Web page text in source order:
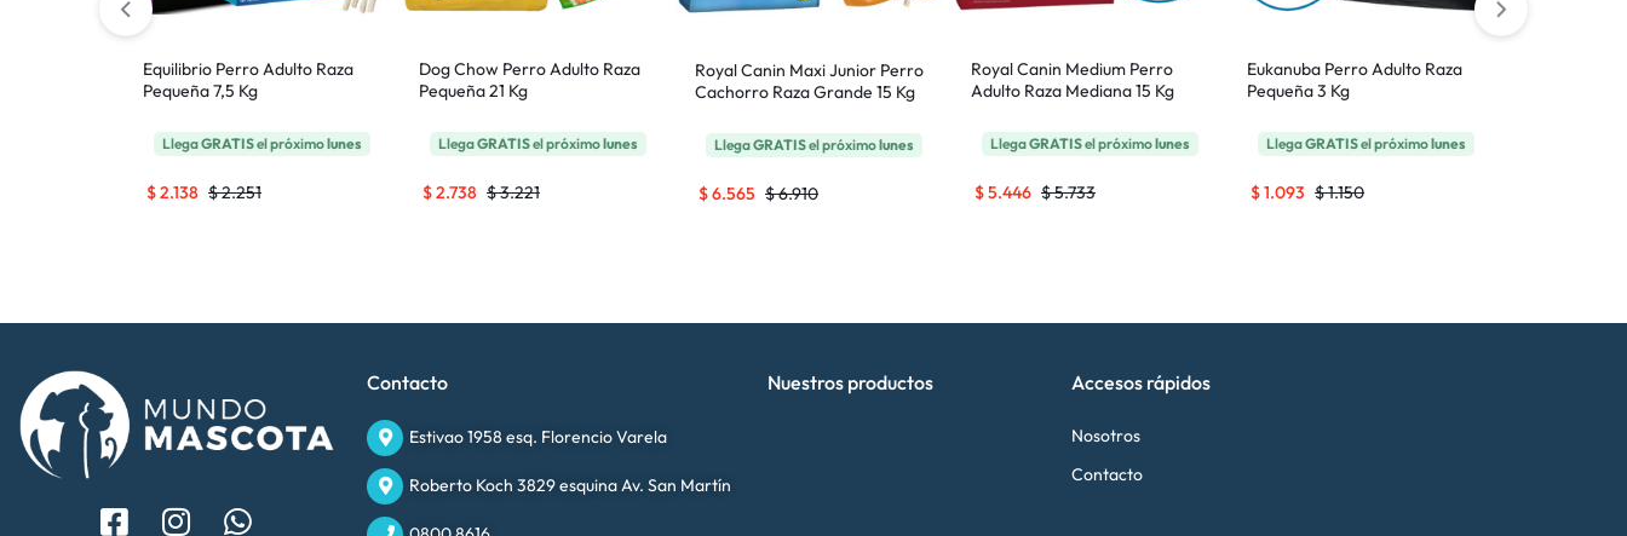
Equilibrio Perro Adulto Raza
Pequeña 7,5 Kg
LlegaGRATISel próximolunes
$2.251
$2.138
Dog Chow Perro Adulto Raza
Pequeña 21 Kg
LlegaGRATISel próximolunes
$3.221
$2.738
Royal Canin Maxi Junior Perro
Cachorro Raza Grande 15 Kg
LlegaGRATISel próximolunes
$6.910
$6.565
Royal Canin Medium Perro
Adulto Raza Mediana 15 Kg
LlegaGRATISel próximolunes
$5.733
$5.446
Eukanuba Perro Adulto Raza
Pequeña 3 Kg
LlegaGRATISel próximolunes
$1.150
$1.093
Contacto
Estivao 1958 esq. Florencio Varela
Roberto Koch 3829 esquina Av. San Martín
Nuestros productos Accesos rápidos
Nosotros
Contacto